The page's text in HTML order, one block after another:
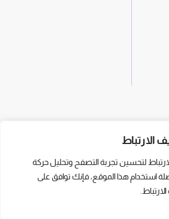
الارتباط
لتحسين تجربة التصفح وتحليل حركة
استخدام هذا الموقع، فإنك توافق على